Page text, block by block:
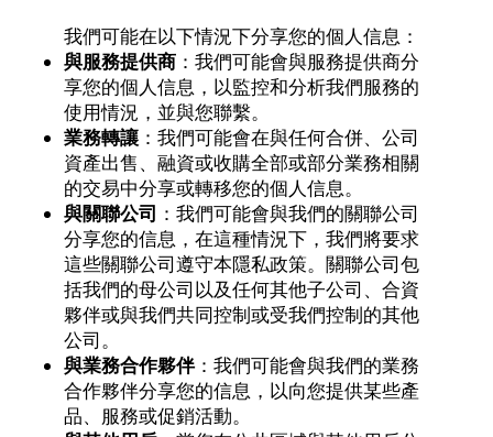
我們可能在以下情況下分享您的個人信息：
與服務提供商 ：我們可能會與服務提供商分
享您的個人信息，以監控和分析我們服務的
使用情況，並與您聯繫。
業務轉讓 ：我們可能會在與任何合併、公司
資產出售、融資或收購全部或部分業務相關
的交易中分享或轉移您的個人信息。
與關聯公司 ：我們可能會與我們的關聯公司
分享您的信息，在這種情況下，我們將要求
這些關聯公司遵守本隱私政策。關聯公司包
括我們的母公司以及任何其他子公司、合資
夥伴或與我們共同控制或受我們控制的其他
公司。
與業務合作夥伴：我們可能會與我們的業務
合作夥伴分享您的信息，以向您提供某些產
品、服務或促銷活動。